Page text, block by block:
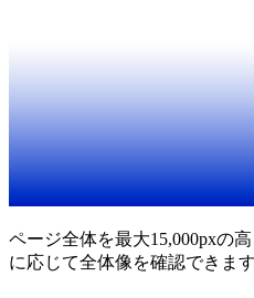
ページ全体を最大15,000pxの
に応じて全体像を確認できます